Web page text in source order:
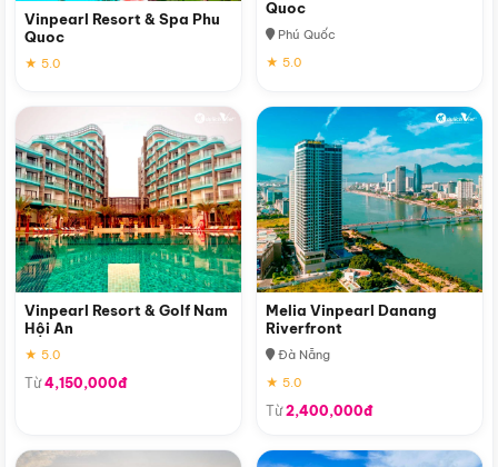
Vinpearl Resort & Spa Phu
Quoc
★ 5.0
Quoc
Phú Quốc
★ 5.0
Vinpearl Resort & Golf Nam
Hội An
★ 5.0
Từ4,150,000đ
Melia Vinpearl Danang
Riverfront
Đà Nẵng
★ 5.0
Từ2,400,000đ